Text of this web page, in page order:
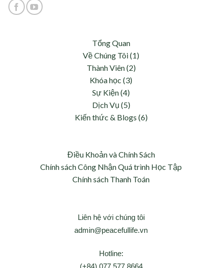
Tổng Quan
Về Chúng Tôi (1)
Thành Viên (2)
Khóa học (3)
Sự Kiện (4)
Dịch Vụ (5)
Kiến thức & Blogs (6)
Điều Khoản và Chính Sách
Chính sách Công Nhận Quá trình Học Tập
Chính sách Thanh Toán
Liên hệ với chúng tôi
admin@peacefullife.vn
Hotline:
(+84) 077 577 8664